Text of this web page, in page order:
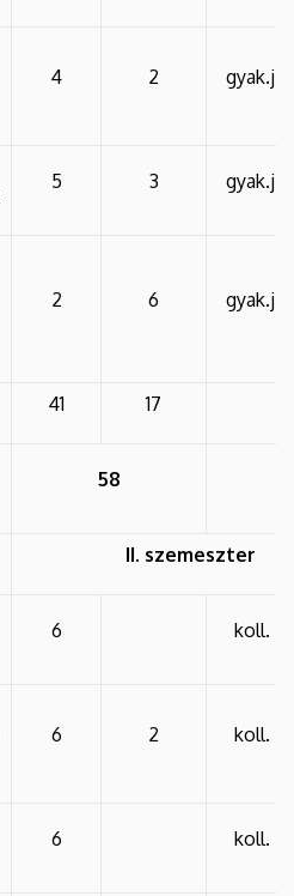
4 2 gyak.j.
5 3 gyak.j.
2 6 gyak.j.
41 17
58
II. szemeszter
6 koll.
6 2 koll.
6 koll.